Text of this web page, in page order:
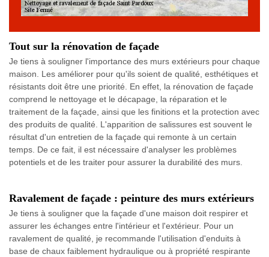
Tout sur la rénovation de façade
Je tiens à souligner l'importance des murs extérieurs pour chaque
maison. Les améliorer pour qu'ils soient de qualité, esthétiques et
résistants doit être une priorité. En effet, la rénovation de façade
comprend le nettoyage et le décapage, la réparation et le
traitement de la façade, ainsi que les finitions et la protection avec
des produits de qualité. L'apparition de salissures est souvent le
résultat d'un entretien de la façade qui remonte à un certain
temps. De ce fait, il est nécessaire d'analyser les problèmes
potentiels et de les traiter pour assurer la durabilité des murs.
Ravalement de façade : peinture des murs extérieurs
Je tiens à souligner que la façade d'une maison doit respirer et
assurer les échanges entre l'intérieur et l'extérieur. Pour un
ravalement de qualité, je recommande l'utilisation d'enduits à
base de chaux faiblement hydraulique ou à propriété respirante